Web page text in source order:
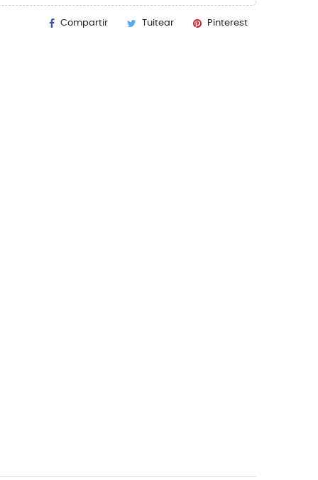
Compartir Tuitear Pinterest